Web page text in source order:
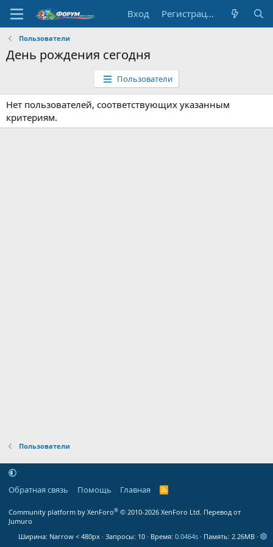
Вход Регистрация
Пользователи
День рождения сегодня
Пользователи
Нет пользователей, соответствующих указанным
критериям.
Пользователи
Обратная связь Помощь Главная
R
Community platform by XenForo® © 2010-2026 XenForo Ltd. Перевод от
Jumuro
Ширина
Запросы 10 Время 0.0464s Память 2.26MB